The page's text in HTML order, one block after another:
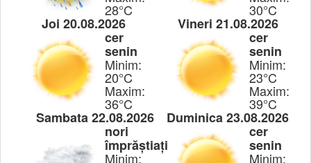
28°C 30°C
Joi 20.08.2026
cer
senin
Minim:
20°C
Maxim:
36°C
Vineri 21.08.2026
cer
senin
Minim:
23°C
Maxim:
39°C
Sambata 22.08.2026
nori
împrăștiați
Minim:
Duminica 23.08.2026
cer
senin
Minim: